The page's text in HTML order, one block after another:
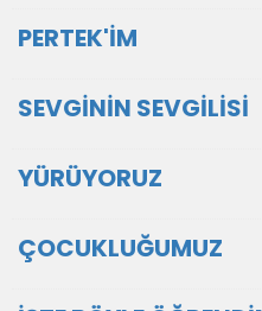
PERTEK'İM
SEVGİNİN SEVGİLİSİ
YÜRÜYORUZ
ÇOCUKLUĞUMUZ